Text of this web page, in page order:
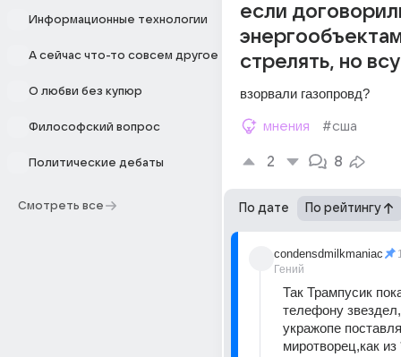
Информационные технологии
А сейчас что-то совсем другое
О любви без купюр
Философский вопрос
Политические дебаты
Смотреть все
если
стрелять, но всу
взорвали газопровд?
мнения #сша
2 8
По дате По рейтингу
condensdmilkmaniac
Гений
Так Трампусик
телефону
укражопе
миротворец,как